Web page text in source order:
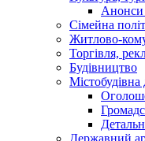
Анонси
Сімейна
Житлово-
Торгівля,
Будівництво
Містобудівна
Державний